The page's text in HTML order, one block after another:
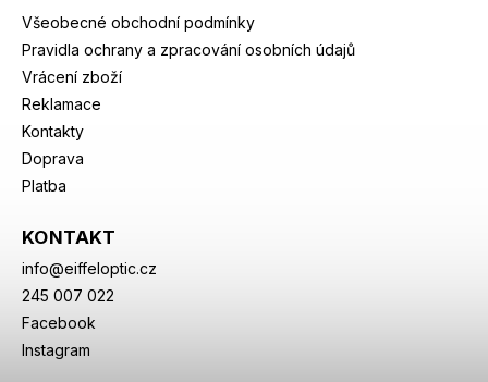
Všeobecné obchodní podmínky
Pravidla ochrany a zpracování osobních údajů
Vrácení zboží
Reklamace
Kontakty
Doprava
Platba
KONTAKT
info@eiffeloptic.cz
245 007 022
Facebook
Instagram